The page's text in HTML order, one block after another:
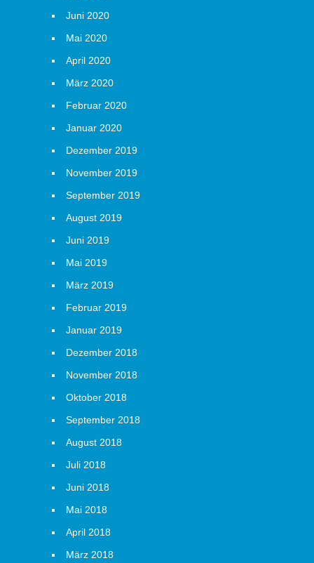
Juni 2020
Mai 2020
April 2020
März 2020
Februar 2020
Januar 2020
Dezember 2019
November 2019
September 2019
August 2019
Juni 2019
Mai 2019
März 2019
Februar 2019
Januar 2019
Dezember 2018
November 2018
Oktober 2018
September 2018
August 2018
Juli 2018
Juni 2018
Mai 2018
April 2018
März 2018